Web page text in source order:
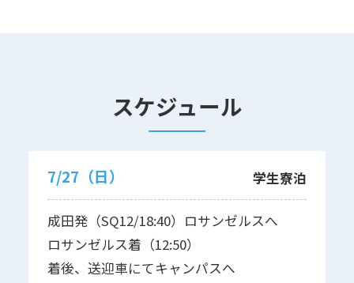
スケジュール
7/27（日） 学生寮泊
成田発（SQ12/18:40）ロサンゼルスへ
ロサンゼルス着（12:50）
着後、送迎車にてキャンパスへ